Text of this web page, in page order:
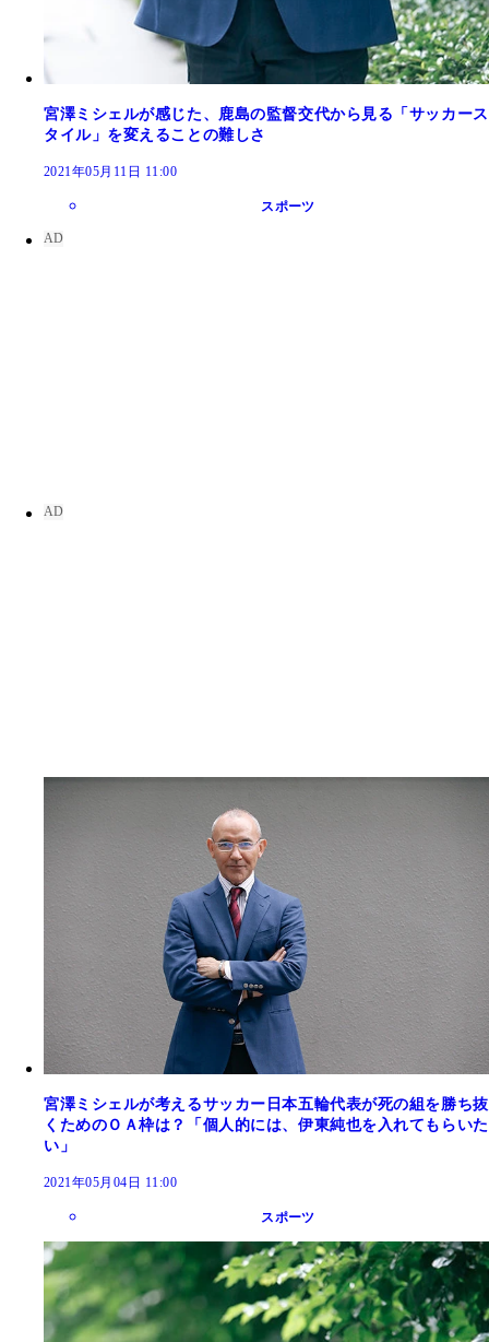
宮澤ミシェルが感じた、鹿島の監督交代から見る「サッカース
タイル」を変えることの難しさ
2021年05月11日 11:00
スポーツ
宮澤ミシェルが考えるサッカー日本五輪代表が死の組を勝ち抜
くためのＯＡ枠は？「個人的には、伊東純也を入れてもらいた
い」
2021年05月04日 11:00
スポーツ